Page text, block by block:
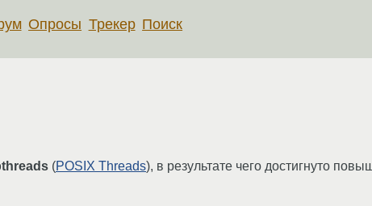
Опросы Трекер Поиск
(POSIX Threads), в результате чего достигнуто